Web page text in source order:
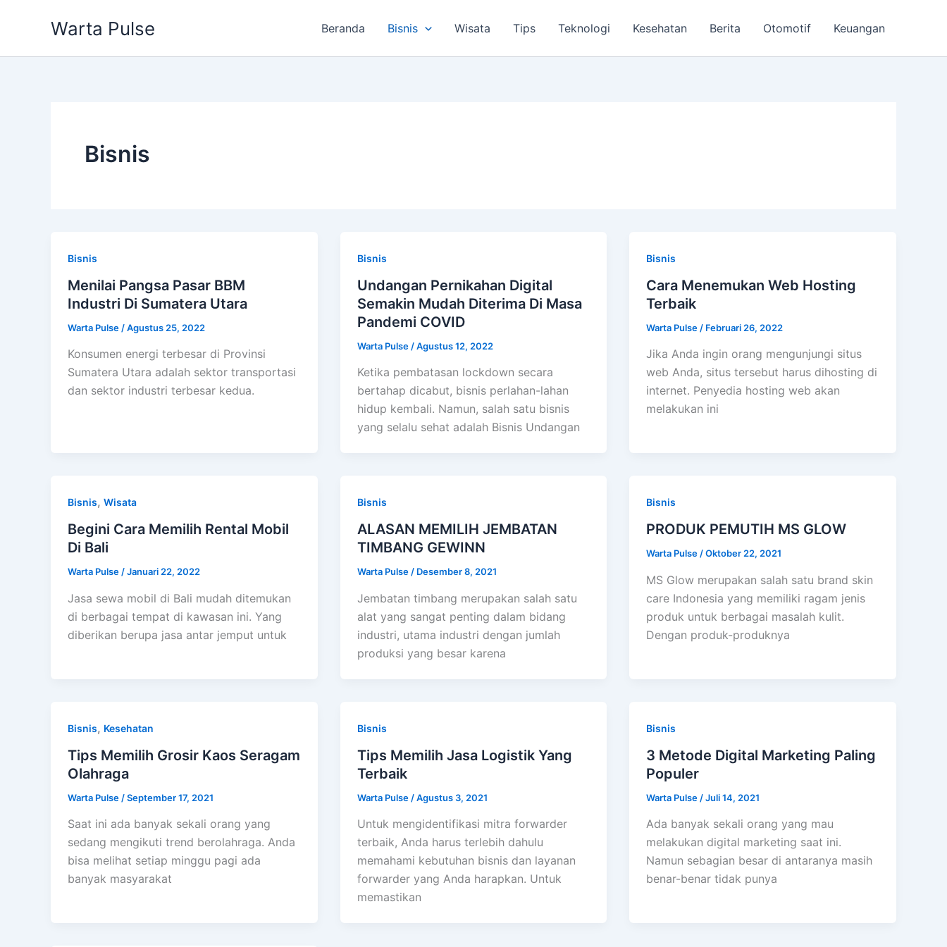
Warta Pulse Beranda Bisnis Wisata Tips Teknologi Kesehatan Berita Otomotif Keuangan
Bisnis
Bisnis
Menilai Pangsa Pasar BBM
Industri Di Sumatera Utara
Warta Pulse /Agustus 25, 2022
Konsumen energi terbesar di Provinsi
Sumatera Utara adalah sektor transportasi
dan sektor industri terbesar kedua.
Bisnis
Undangan Pernikahan Digital
Semakin Mudah Diterima Di Masa
Pandemi COVID
Warta Pulse /Agustus 12, 2022
Ketika pembatasan lockdown secara
bertahap dicabut, bisnis perlahan-lahan
hidup kembali. Namun, salah satu bisnis
yang selalu sehat adalah Bisnis Undangan
Bisnis
Cara Menemukan Web Hosting
Terbaik
Warta Pulse / Februari 26, 2022
Jika Anda ingin orang mengunjungi situs
web Anda, situs tersebut harus dihosting di
internet. Penyedia hosting web akan
melakukan ini
Bisnis, Wisata
Begini Cara Memilih Rental Mobil
Di Bali
Warta Pulse /Januari 22, 2022
Jasa sewa mobil di Bali mudah ditemukan
di berbagai tempat di kawasan ini. Yang
diberikan berupa jasa antar jemput untuk
Bisnis
ALASAN MEMILIH JEMBATAN
TIMBANG GEWINN
Warta Pulse / Desember 8, 2021
Jembatan timbang merupakan salah satu
alat yang sangat penting dalam bidang
industri, utama industri dengan jumlah
produksi yang besar karena
Bisnis
PRODUK PEMUTIH MS GLOW
Warta Pulse /Oktober 22, 2021
MS Glow merupakan salah satu brand skin
care Indonesia yang memiliki ragam jenis
produk untuk berbagai masalah kulit.
Dengan produk-produknya
Bisnis, Kesehatan
Tips Memilih Grosir Kaos Seragam
Olahraga
Warta Pulse /September 17, 2021
Saat ini ada banyak sekali orang yang
sedang mengikuti trend berolahraga. Anda
bisa melihat setiap minggu pagi ada
banyak masyarakat
Bisnis
Tips Memilih Jasa Logistik Yang
Terbaik
Warta Pulse /Agustus 3, 2021
Untuk mengidentifikasi mitra forwarder
terbaik, Anda harus terlebih dahulu
memahami kebutuhan bisnis dan layanan
forwarder yang Anda harapkan. Untuk
memastikan
Bisnis
3 Metode Digital Marketing Paling
Populer
Warta Pulse /Juli 14, 2021
Ada banyak sekali orang yang mau
melakukan digital marketing saat ini.
Namun sebagian besar di antaranya masih
benar-benar tidak punya